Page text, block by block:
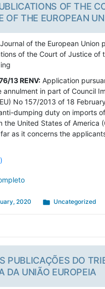
OF THE
OF THE EUROPEAN
of the European Union
of the Court of Justice of
13 RENV: Application
annulment in part of Council
No 157/2013 of 18
dumping duty on imports
the United States of America
as it concerns the
2020
Posted
Uncategorized
PUBLICAÇÕES DO
DA UNIÃO EUROPEIA